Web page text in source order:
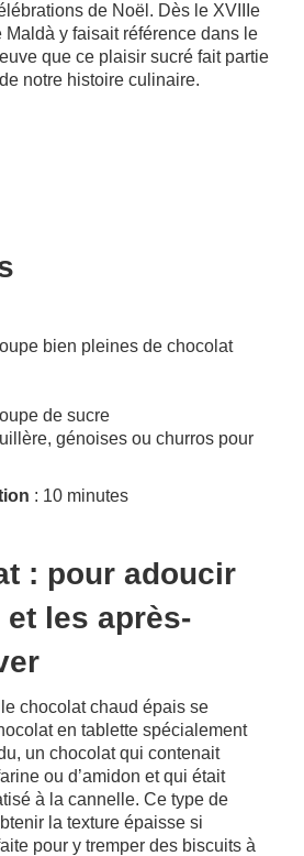
de Noël. Dès le XVIIIe
y faisait référence dans le
que ce plaisir sucré fait partie
notre histoire culinaire.
bien pleines de chocolat
de sucre
génoises ou churros pour
: 10 minutes
: pour adoucir
les après-
chocolat chaud épais se
en tablette spécialement
un chocolat qui contenait
ou d’amidon et qui était
à la cannelle. Ce type de
la texture épaisse si
pour y tremper des biscuits à